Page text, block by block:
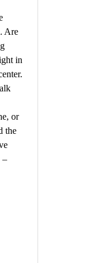
Are
in
or
the
–